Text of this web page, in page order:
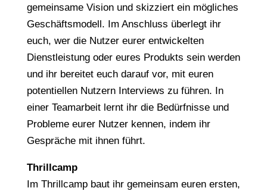
gemeinsame Vision und skizziert ein mögliches
Geschäftsmodell. Im Anschluss überlegt ihr
euch, wer die Nutzer eurer entwickelten
Dienstleistung oder eures Produkts sein werden
und ihr bereitet euch darauf vor, mit euren
potentiellen Nutzern Interviews zu führen. In
einer Teamarbeit lernt ihr die Bedürfnisse und
Probleme eurer Nutzer kennen, indem ihr
Gespräche mit ihnen führt.
Thrillcamp
Im Thrillcamp baut ihr gemeinsam euren ersten,